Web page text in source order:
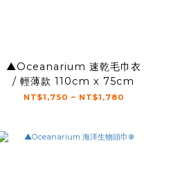
▲Oceanarium 速乾毛巾衣
/ 輕薄款 110cm x 75cm
NT$1,750 ~ NT$1,780